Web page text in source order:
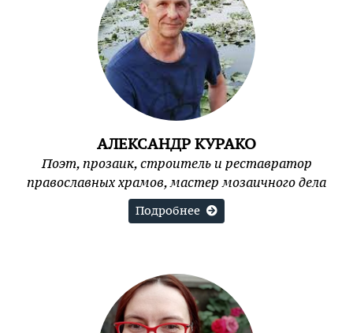
АЛЕКСАНДР КУРАКО
Поэт, прозаик, строитель и реставратор
православных храмов, мастер мозаичного дела
Подробнее